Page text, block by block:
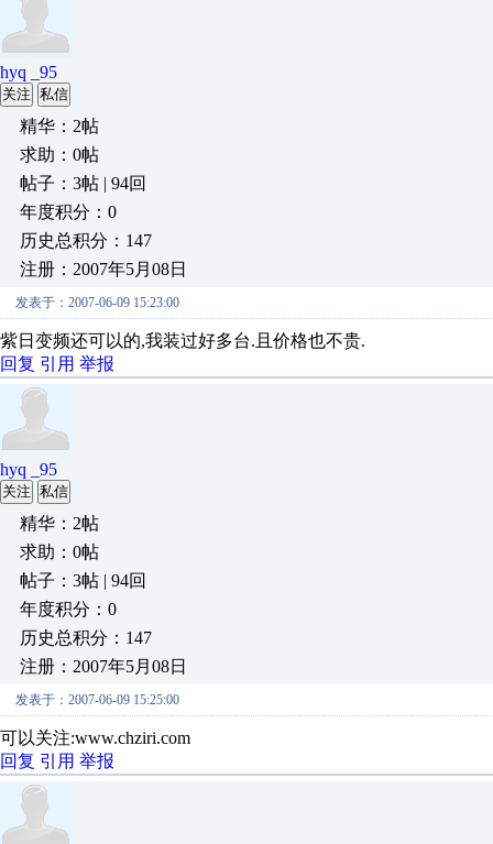
hyq _95
关注 私信
精华：2帖
求助：0帖
帖子：3帖 | 94回
年度积分：0
历史总积分：147
注册：2007年5月08日
发表于：2007-06-09 15:23:00
紫日变频还可以的,我装过好多台.且价格也不贵.
回复 引用 举报
hyq _95
关注 私信
精华：2帖
求助：0帖
帖子：3帖 | 94回
年度积分：0
历史总积分：147
注册：2007年5月08日
发表于：2007-06-09 15:25:00
可以关注:www.chziri.com
回复 引用 举报